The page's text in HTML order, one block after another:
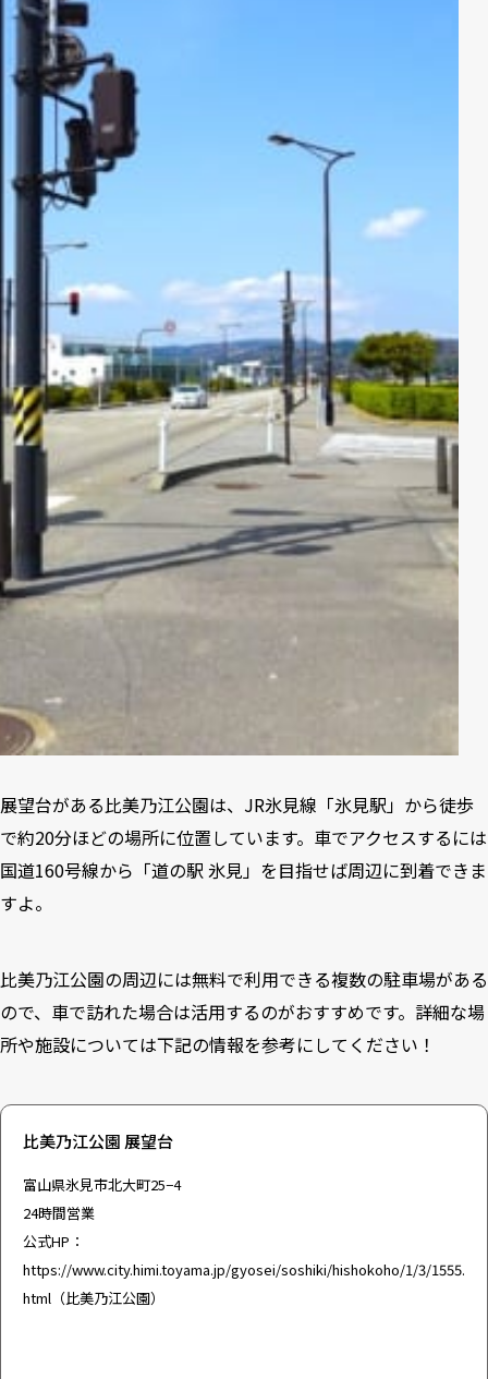
展望台がある比美乃江公園は、JR氷見線「氷見駅」から徒歩
で約20分ほどの場所に位置しています。車でアクセスするには
国道160号線から「道の駅 氷見」を目指せば周辺に到着できま
すよ。
比美乃江公園の周辺には無料で利用できる複数の駐車場がある
ので、車で訪れた場合は活用するのがおすすめです。詳細な場
所や施設については下記の情報を参考にしてください！
比美乃江公園 展望台
富山県氷見市北大町25−4
24時間営業
公式HP：
https://www.city.himi.toyama.jp/gyosei/soshiki/hishokoho/1/3/1555.
html （比美乃江公園）